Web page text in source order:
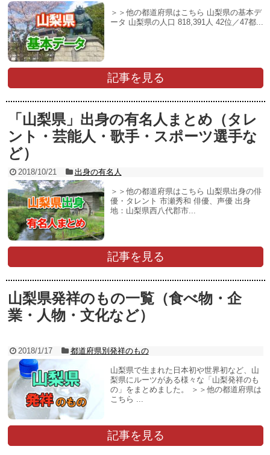
＞＞他の都道府県はこちら 山梨県の基本デ
ータ 山梨県の人口 818,391人 42位／47都...
記事を見る
「山梨県」出身の有名人まとめ（タレ
ント・芸能人・歌手・スポーツ選手な
ど）
2018/10/21 出身の有名人
＞＞他の都道府県はこちら 山梨県出身の俳
優・タレント 市瀬秀和 俳優、声優 出身
地：山梨県西八代郡市...
記事を見る
山梨県発祥のもの一覧（食べ物・企
業・人物・文化など）
2018/1/17 都道府県別発祥のもの
山梨県で生まれた日本初や世界初など、山
梨県にルーツがある様々な「山梨発祥のも
の」をまとめました。 ＞＞他の都道府県は
こちら ...
記事を見る